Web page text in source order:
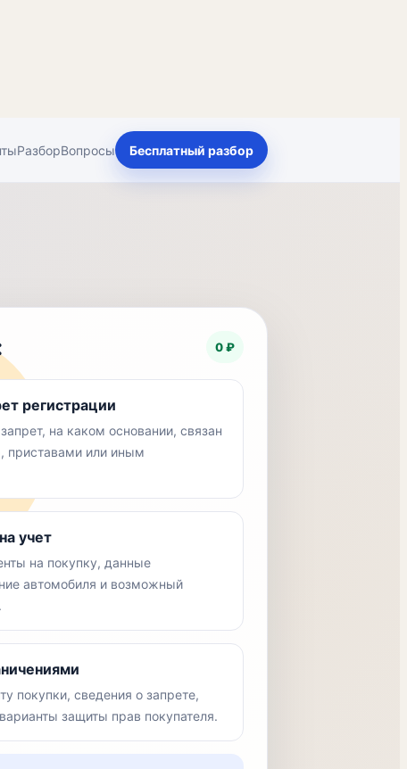
РазборВопросы Бесплатный разбор
0 ₽
регистрации
на каком основании, связан
приставами или иным
учет
на покупку, данные
автомобиля и возможный
покупки, сведения о запрете,
защиты прав покупателя.